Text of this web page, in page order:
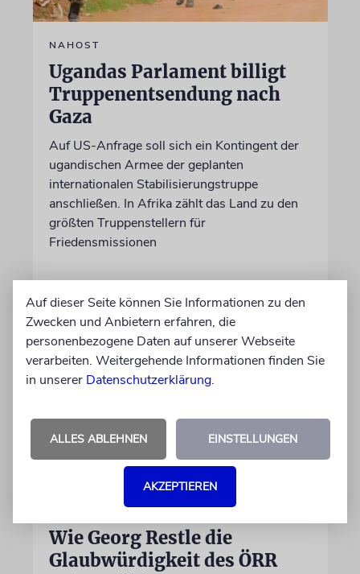
NAHOST
Ugandas Parlament billigt
Truppenentsendung nach
Gaza
Auf US-Anfrage soll sich ein Kontingent der
ugandischen Armee der geplanten
internationalen Stabilisierungstruppe
anschließen. In Afrika zählt das Land zu den
größten Truppenstellern für
Friedensmissionen
Wie Georg Restle die
Glaubwürdigkeit des ÖRR
Auf dieser Seite können Sie Informationen zu den
Zwecken und Anbietern erfahren, die
personenbezogene Daten auf unserer Webseite
verarbeiten. Weitergehende Informationen finden Sie
in unserer Datenschutzerklärung.
ALLES ABLEHNEN EINSTELLUNGEN
AKZEPTIEREN